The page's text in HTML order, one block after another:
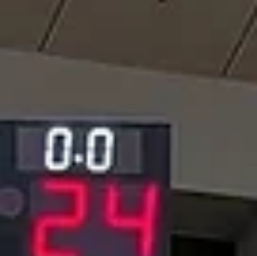
黒沢尻工業高等学校(13大会ぶり9回目) 第
２位 岩手県立一関工業高等学校 第３位
岩手県立盛岡工業高等学校・盛岡市立高等
校 女子 第１位 一関学院高等学校 第２
関学院高校 男子：黒沢尻工業高校の２校
７月27日から大阪府（大阪市・堺市・羽曳
野市）で行わる全国高等学校総合体育大会
スケットボール競技へ出場します。 ●男女
村市・須賀川市で行われる第81回東北高等
学校男女バスケットボール選手権大会兼第